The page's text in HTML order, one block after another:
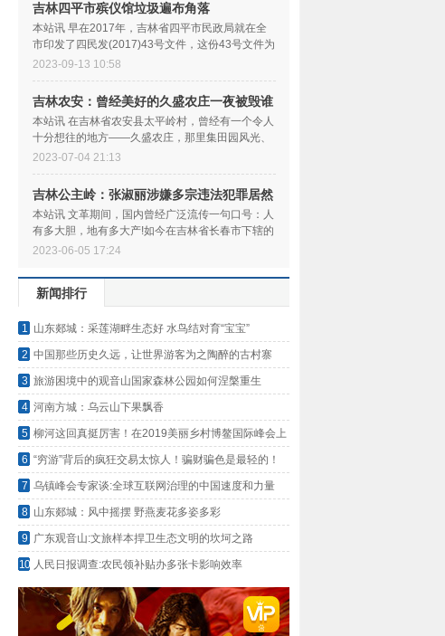
吉林四平市殡仪馆垃圾遍布角落
本站讯 早在2017年，吉林省四平市民政局就在全
市印发了四民发(2017)43号文件，这份43号文件为
四平市各社区持续巩...
2023-09-13 10:58
吉林农安：曾经美好的久盛农庄一夜被毁谁
之责
本站讯 在吉林省农安县太平岭村，曾经有一个令人
十分想往的地方——久盛农庄，那里集田园风光、
湿地风貌、绿色农...
2023-07-04 21:13
吉林公主岭：张淑丽涉嫌多宗违法犯罪居然
安然
本站讯 文革期间，国内曾经广泛流传一句口号：人
有多大胆，地有多大产!如今在吉林省长春市下辖的
公主岭市，也出了...
2023-06-05 17:24
新闻排行
1 山东郯城：采莲湖畔生态好 水鸟结对育“宝宝”
2 中国那些历史久远，让世界游客为之陶醉的古村寨
3 旅游困境中的观音山国家森林公园如何涅槃重生
4 河南方城：乌云山下果飘香
5 柳河这回真挺厉害！在2019美丽乡村博鳌国际峰会上
斩获七项大奖
6 “穷游”背后的疯狂交易太惊人！骗财骗色是最轻的！
7 乌镇峰会专家谈:全球互联网治理的中国速度和力量
8 山东郯城：风中摇摆 野燕麦花多姿多彩
9 广东观音山:文旅样本捍卫生态文明的坎坷之路
10 人民日报调查:农民领补贴办多张卡影响效率